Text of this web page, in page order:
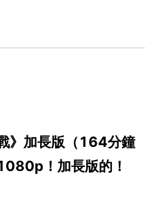
》加長版（164分鐘
！加長版的！